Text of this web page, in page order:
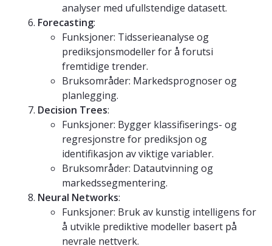
analyser med ufullstendige datasett.
Forecasting:
Funksjoner: Tidsserieanalyse og
prediksjonsmodeller for å forutsi
fremtidige trender.
Bruksområder: Markedsprognoser og
planlegging.
Decision Trees:
Funksjoner: Bygger klassifiserings- og
regresjonstre for prediksjon og
identifikasjon av viktige variabler.
Bruksområder: Datautvinning og
markedssegmentering.
Neural Networks:
Funksjoner: Bruk av kunstig intelligens for
å utvikle prediktive modeller basert på
nevrale nettverk.